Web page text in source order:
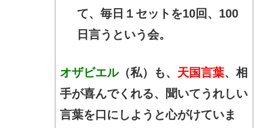
て、 毎日１セットを10回、100
日言うという会。
オザビエル（私）も、 天国言葉、相
手が喜んでくれる、聞いてうれしい
言葉を口にしようと心がけていま